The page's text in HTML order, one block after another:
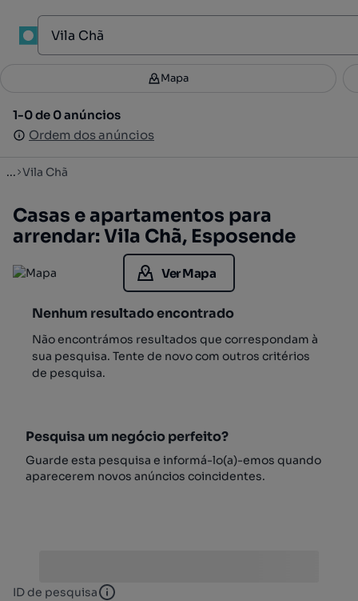
Filtros 2
1-0 de 0 anúncios
Ordem dos anúncios
Mapa
1-0 de 0 anúncios
Ordem dos anúncios
... Vila Chã
Casas e apartamentos para
arrendar: Vila Chã, Esposende
Ver Mapa
Nenhum resultado encontrado
Não encontrámos resultados que correspondam à
sua pesquisa. Tente de novo com outros critérios
de pesquisa.
Pesquisa um negócio perfeito?
Guarde esta pesquisa e informá-lo(a)-emos quando
aparecerem novos anúncios coincidentes.
ID de pesquisa ID de pesquisa